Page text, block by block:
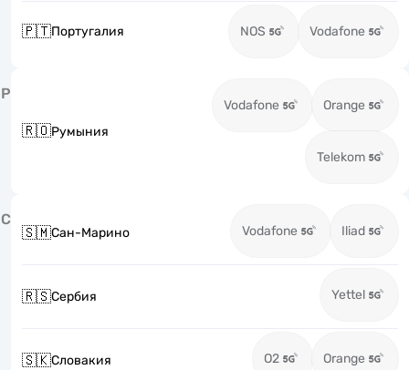
🇵🇹Португалия NOS Vodafone
Р
🇷🇴Румыния
Vodafone Orange
Telekom
С
🇸🇲Сан-Марино Vodafone Iliad
🇷🇸Сербия Yettel
🇸🇰Словакия O2 Orange